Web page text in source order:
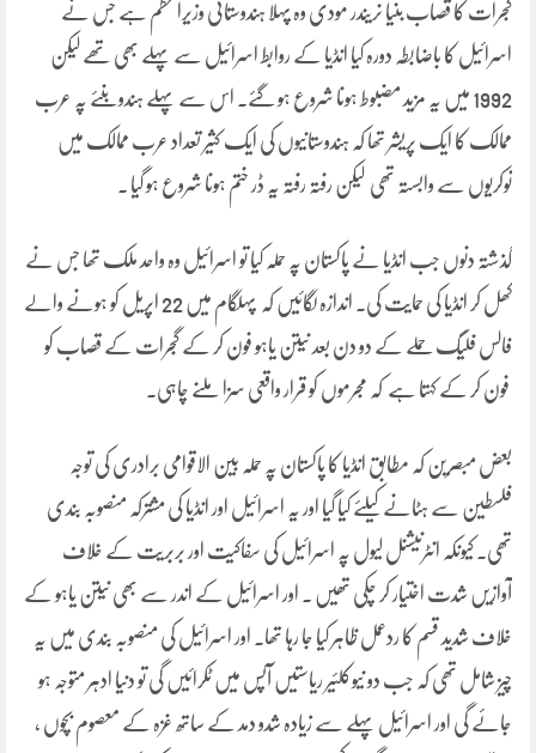
گجرات کا قصاب بنیا نریندر مودی وہ پہلا ہندوستانی وزیراعظم ہے جس نے
اسرائیل کا باضابطہ دورہ کیا انڈیا کے روابط اسرائیل سے پہلے بھی تھے لیکن
1992 میں یہ مزید مضبوط ہونا شروع ہو گئے۔ اس سے پہلے ہندو بنئے پہ عرب
ممالک کا ایک پریشر تھا کہ ہندوستانیوں کی ایک کثیر تعداد عرب ممالک میں
نوکریوں سے وابستہ تھی لیکن رفتہ رفتہ یہ ڈر ختم ہونا شروع ہو گیا ۔
گذشتہ دنوں جب انڈیا نے پاکستان پہ حملہ کیا تو اسرائیل وہ واحد ملک تھا جس نے
کھل کر انڈیا کی حمایت کی۔ اندازہ لگائیں کہ پہلگام میں 22 اپریل کو ہونے والے
فالس فلیگ حملے کے دو دن بعد نیتن یاہو فون کر کے گجرات کے قصاب کو
فون کر کے کہتا ہے کہ مجرموں کو قرار واقعی سزا ملنے چاہی۔
بعض مبصرین کہ مطابق انڈیا کا پاکستان پہ حملہ بین الاقوامی برادری کی توجہ
فلسطین سے ہٹانے کیلئے کیا گیا اور یہ اسرائیل اور انڈیا کی مشترکہ منصوبہ بندی
تھی۔ کیونکہ انٹرنیشنل لیول پہ اسرائیل کی سفاکیت اور بربریت کے خلاف
آوازیں شدت اختیار کر چکی تھیں ۔ اور اسرائیل کے اندر سے بھی نیتن یاہو کے
خلاف شدید قسم کا ردعمل ظاہر کیا جا رہا تھا۔ اور اسرائیل کی منصوبہ بندی میں یہ
چیز شامل تھی کہ جب دو نیوکلئیر ریاستیں آپس میں ٹکرائیں گی تو دنیا ادہر متوجہ ہو
جائے گی اور اسرائیل پہلے سے زیادہ شدو دمد کے ساتھ غزہ کے معصوم بچوں ،